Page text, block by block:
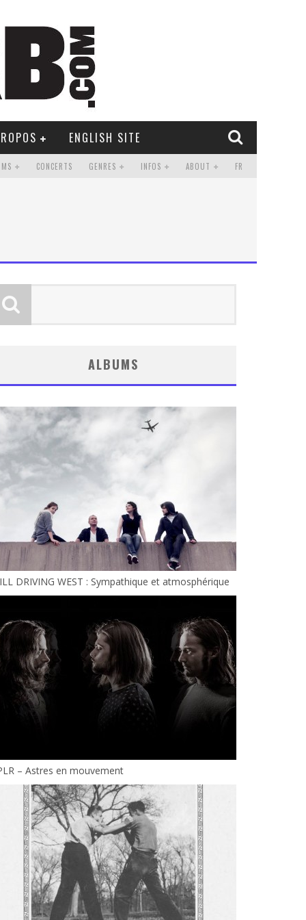
ENGLISH SITE
CONCERTS GENRES INFOS ABOUT FR
ALBUMS
DRIVING WEST : Sympathique et atmosphérique
– Astres en mouvement